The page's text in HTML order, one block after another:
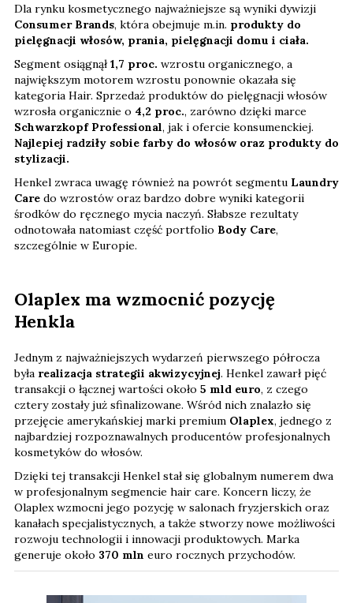
Dla rynku kosmetycznego najważniejsze są wyniki dywizji
Consumer Brands, która obejmuje m.in. produkty do
pielęgnacji włosów, prania, pielęgnacji domu i ciała.
Segment osiągnął1,7 proc. wzrostu organicznego, a
największym motorem wzrostu ponownie okazała się
kategoria Hair. Sprzedaż produktów do pielęgnacji włosów
wzrosła organicznie o 4,2 proc., zarówno dzięki marce
Schwarzkopf Professional, jak i ofercie konsumenckiej.
Najlepiej radziły sobie farby do włosów oraz produkty do
stylizacji.
Henkel zwraca uwagę również na powrót segmentu Laundry
Care do wzrostów oraz bardzo dobre wyniki kategorii
środków do ręcznego mycia naczyń. Słabsze rezultaty
odnotowała natomiast część portfolio Body Care,
szczególnie w Europie.
Olaplex ma wzmocnić pozycję
Henkla
Jednym z najważniejszych wydarzeń pierwszego półrocza
była realizacja strategii akwizycyjnej. Henkel zawarł pięć
transakcji o łącznej wartości około 5 mld euro, z czego
cztery zostały już sfinalizowane. Wśród nich znalazło się
przejęcie amerykańskiej marki premium Olaplex, jednego z
najbardziej rozpoznawalnych producentów profesjonalnych
kosmetyków do włosów.
Dzięki tej transakcji Henkel stał się globalnym numerem dwa
w profesjonalnym segmencie hair care. Koncern liczy, że
Olaplex wzmocni jego pozycję w salonach fryzjerskich oraz
kanałach specjalistycznych, a także stworzy nowe możliwości
rozwoju technologii i innowacji produktowych. Marka
generuje około 370 mln euro rocznych przychodów.